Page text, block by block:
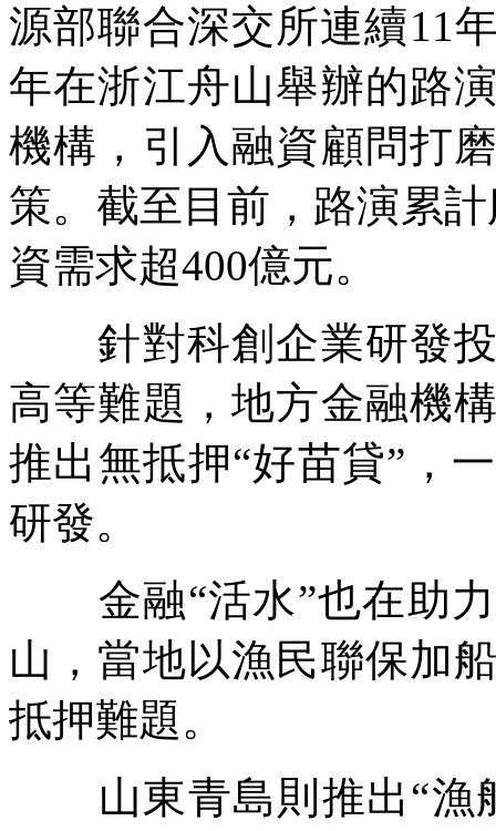
源部聯合深交所連續11
年在浙江舟山舉辦的路
機構，引入融資顧問打
策。截至目前，路演累
資需求超400億元。
針對科創企業研發投
高等難題，地方金融機
推出無抵押“好苗貸”，
研發。
金融“活水”也在助力
山，當地以漁民聯保加
抵押難題。
山東青島則推出“漁